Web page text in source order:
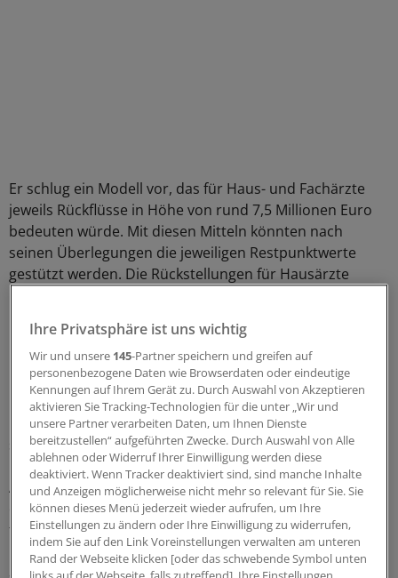
Er schlug ein Modell vor, das für Haus- und Fachärzte
jeweils Rückflüsse in Höhe von rund 7,5 Millionen Euro
bedeuten würde. Mit diesen Mitteln könnten nach
seinen Überlegungen die jeweiligen Restpunktwerte
gestützt werden. Die Rückstellungen für Hausärzte
Millionen Euro und der vor Trennung gebildete
Rückstellungstopf für Labor und Notdienst von 16,7
Millionen Euro auf 9,9 Millionen Euro reduziert werden.
Die verbleibenden Mittel für Rückstellungen wären nach
seiner Berechnung ausreichend für die zu erwartenden
Risiken in den jeweiligen Bereichen. Unter den
Abgeordneten, die erst in der kommenden Sitzung
entscheiden müssen, stieß Ennenbachs Anregung, die
frei werdenden Mittel für die Stützung des
Restpunktwertes zu verwenden und damit die
ambulante Versorgung attraktiver zu machen, auf
Ihre Privatsphäre ist uns wichtig
Wir und unsere 145-Partner speichern und greifen auf
personenbezogene Daten wie Browserdaten oder eindeutige
Kennungen auf Ihrem Gerät zu. Durch Auswahl von Akzeptieren
aktivieren Sie Tracking-Technologien für die unter „Wir und
unsere Partner verarbeiten Daten, um Ihnen Dienste
bereitzustellen“ aufgeführten Zwecke. Durch Auswahl von Alle
ablehnen oder Widerruf Ihrer Einwilligung werden diese
deaktiviert. Wenn Tracker deaktiviert sind, sind manche Inhalte
und Anzeigen möglicherweise nicht mehr so relevant für Sie. Sie
können dieses Menü jederzeit wieder aufrufen, um Ihre
Einstellungen zu ändern oder Ihre Einwilligung zu widerrufen,
indem Sie auf den Link Voreinstellungen verwalten am unteren
Rand der Webseite klicken [oder das schwebende Symbol unten